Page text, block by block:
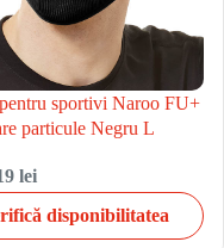
sportivi Naroo FU+
particule Negru L
lei
disponibilitatea